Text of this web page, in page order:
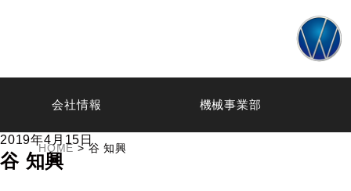
会社情報 機械事業部
HOME> 谷 知興
2019年4月15日
谷 知興